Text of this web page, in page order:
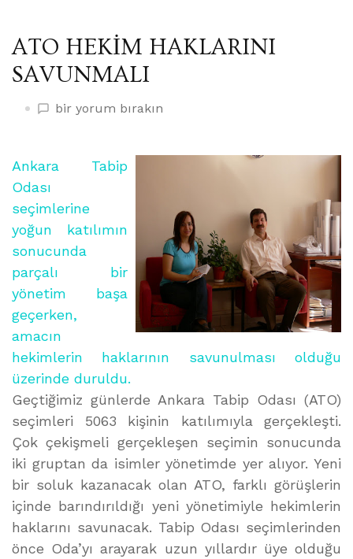
ATO HEKİM HAKLARINI
SAVUNMALI
ATO
SAVUNMALI
bir yorum bırakın
Ankara Tabip
Odası
seçimlerine
yoğun katılımın
sonucunda
parçalı bir
yönetim başa
geçerken,
amacın
hekimlerin haklarının savunulması olduğu
üzerinde duruldu.
Geçtiğimiz günlerde Ankara Tabip Odası (ATO)
seçimleri 5063 kişinin katılımıyla gerçekleşti.
Çok çekişmeli gerçekleşen seçimin sonucunda
iki gruptan da isimler yönetimde yer alıyor. Yeni
bir soluk kazanacak olan ATO, farklı görüşlerin
içinde barındırıldığı yeni yönetimiyle hekimlerin
haklarını savunacak. Tabip Odası seçimlerinden
önce Oda’yı arayarak uzun yıllardır üye olduğu